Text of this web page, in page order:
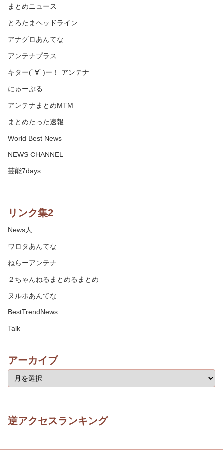
まとめニュース
とろたまヘッドライン
アナグロあんてな
アンテナプラス
キター(ﾟ∀ﾟ)ー！ アンテナ
にゅーぷる
アンテナまとめMTM
まとめたった速報
World Best News
NEWS CHANNEL
芸能7days
リンク集2
News人
ワロタあんてな
ねらーアンテナ
２ちゃんねるまとめるまとめ
ヌルポあんてな
BestTrendNews
Talk
アーカイブ
逆アクセスランキング